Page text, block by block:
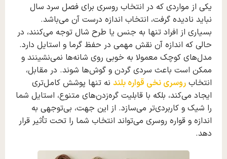
یکی از مواردی که در انتخاب روسری برای فصل سرد سال
نباید نادیده گرفت، انتخاب اندازه‌ درست آن می‌باشد.
بسیاری از افراد تنها به جنس یا طرح شال توجه می‌کنند، در
حالی که اندازه آن نقش مهمی در حفظ گرما و استایل دارد.
مدل‌های کوچک معمولا به ‌خوبی روی شانه‌ها نمی‌نشینند و
ممکن است باعث سردی گردن و گوش‌ها شوند. در مقابل،
انتخاب روسری نخی قواره بلند نه ‌تنها پوشش کامل‌تری
ایجاد می‌کند، بلکه با قابلیت گره‌زدن‌های متنوع، استایل شما
را شیک‌ و کاربردی‌تر می‌سازد. از این جهت، بی‌توجهی به
اندازه و قواره ر‌و‌سر‌ی می‌تواند انتخاب شما را تحت ‌تأثیر قرار
دهد.